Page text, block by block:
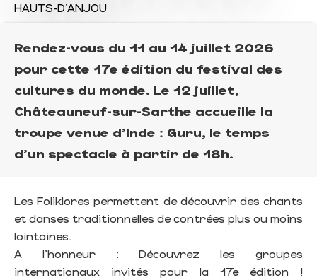
HAUTS-D'ANJOU
Rendez-vous du 11 au 14 juillet 2026
pour cette 17e édition du festival des
cultures du monde. Le 12 juillet,
Châteauneuf-sur-Sarthe accueille la
troupe venue d'Inde : Guru, le temps
d'un spectacle à partir de 18h.
Les Foliklores permettent de découvrir des chants
et danses traditionnelles de contrées plus ou moins
lointaines.
A l'honneur : Découvrez les groupes
internationaux invités pour la 17e édition !